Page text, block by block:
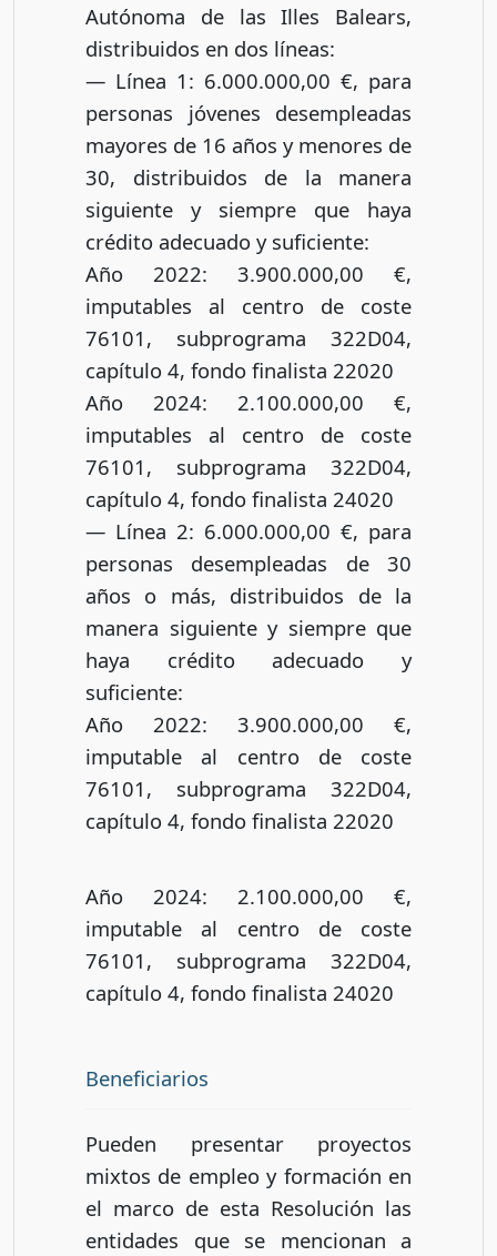
Autónoma de las Illes Balears,
distribuidos en dos líneas:
— Línea 1: 6.000.000,00 €, para
personas jóvenes desempleadas
mayores de 16 años y menores de
30, distribuidos de la manera
siguiente y siempre que haya
crédito adecuado y suficiente:
Año 2022: 3.900.000,00 €,
imputables al centro de coste
76101, subprograma 322D04,
capítulo 4, fondo finalista 22020
Año 2024: 2.100.000,00 €,
imputables al centro de coste
76101, subprograma 322D04,
capítulo 4, fondo finalista 24020
— Línea 2: 6.000.000,00 €, para
personas desempleadas de 30
años o más, distribuidos de la
manera siguiente y siempre que
haya crédito adecuado y
suficiente:
Año 2022: 3.900.000,00 €,
imputable al centro de coste
76101, subprograma 322D04,
capítulo 4, fondo finalista 22020
Año 2024: 2.100.000,00 €,
imputable al centro de coste
76101, subprograma 322D04,
capítulo 4, fondo finalista 24020
Beneficiarios
Pueden presentar proyectos
mixtos de empleo y formación en
el marco de esta Resolución las
entidades que se mencionan a